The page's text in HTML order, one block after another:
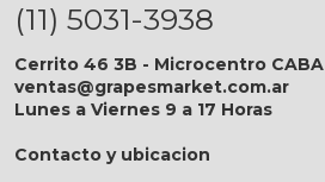
(11) 5031-3938
Cerrito 46 3B - Microcentro CABA
ventas@grapesmarket.com.ar
Lunes a Viernes 9 a 17 Horas
Contacto y ubicacion